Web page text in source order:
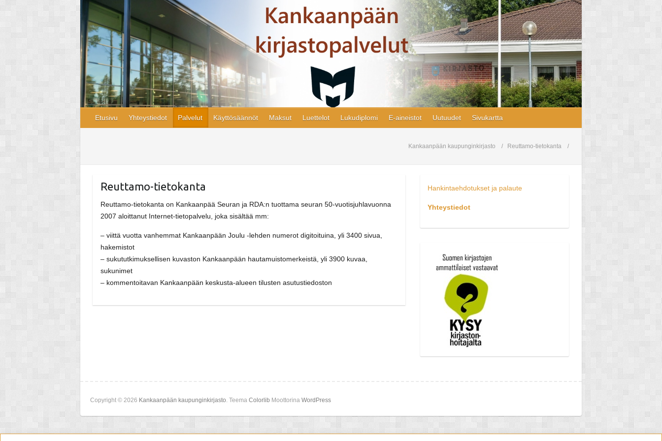
Skip
Skip
Skip
Etusivu Yhteystiedot Palvelut Käyttösäännöt Maksut Luettelot Lukudiplomi E-aineistot Uutuudet Sivukartta
Kankaanpään kaupunginkirjasto Reuttamo-tietokanta
Reuttamo-tietokanta
Reuttamo-tietokanta on Kankaanpää Seuran ja RDA:n tuottama seuran 50-vuotisjuhlavuonna
2007 aloittanut Internet-tietopalvelu, joka sisältää mm:
– viittä vuotta vanhemmat Kankaanpään Joulu -lehden numerot digitoituina, yli 3400 sivua,
hakemistot
– sukututkimuksellisen kuvaston Kankaanpään hautamuistomerkeistä, yli 3900 kuvaa,
sukunimet
– kommentoitavan Kankaanpään keskusta-alueen tilusten asutustiedoston
Hankintaehdotukset ja palaute
Yhteystiedot
Copyright © 2026 Kankaanpään kaupunginkirjasto. Teema Colorlib Moottorina WordPress